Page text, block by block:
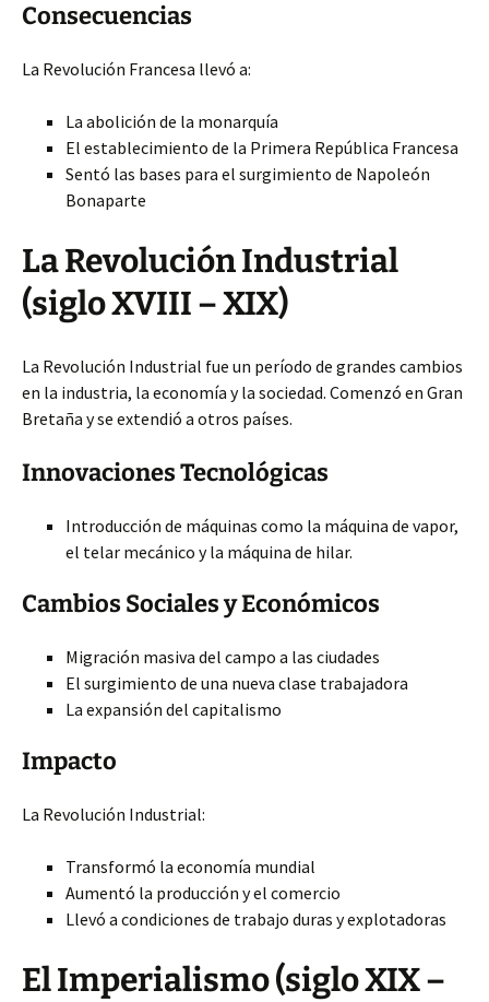
Consecuencias
La Revolución Francesa llevó a:
La abolición de la monarquía
El establecimiento de la Primera República Francesa
Sentó las bases para el surgimiento de Napoleón
Bonaparte
La Revolución Industrial
(siglo XVIII – XIX)
La Revolución Industrial fue un período de grandes cambios
en la industria, la economía y la sociedad. Comenzó en Gran
Bretaña y se extendió a otros países.
Innovaciones Tecnológicas
Introducción de máquinas como la máquina de vapor,
el telar mecánico y la máquina de hilar.
Cambios Sociales y Económicos
Migración masiva del campo a las ciudades
El surgimiento de una nueva clase trabajadora
La expansión del capitalismo
Impacto
La Revolución Industrial:
Transformó la economía mundial
Aumentó la producción y el comercio
Llevó a condiciones de trabajo duras y explotadoras
El Imperialismo (siglo XIX –